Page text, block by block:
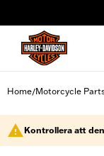
Home/Motorcycle
Kontrollera att